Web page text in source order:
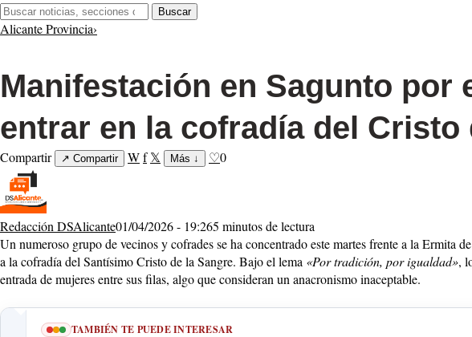
Buscar:
Buscar
Alicante Provincia›
Manifestación en Sagunto por
entrar en la cofradía del Cristo
Compartir ↗ Compartir Wf 𝕏 Más ↓ ♡0
Redacción DSAlicante01/04/2026 - 19:265 minutos de lectura
Un numeroso grupo de vecinos y cofrades se ha concentrado este martes frente a la Ermita
a la cofradía del Santísimo Cristo de la Sangre. Bajo el lema «Por tradición, por igualdad»,
entrada de mujeres entre sus filas, algo que consideran un anacronismo inaceptable.
TAMBIÉN TE PUEDE INTERESAR